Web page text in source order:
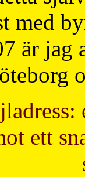
med
är
ett